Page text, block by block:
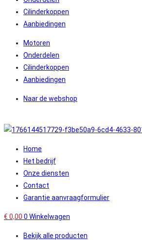
Cilinderkoppen
Aanbiedingen
Motoren
Onderdelen
Cilinderkoppen
Aanbiedingen
Naar de webshop
Home
Het bedrijf
Onze diensten
Contact
Garantie aanvraagformulier
€ 0,00 0 Winkelwagen
Bekijk alle producten